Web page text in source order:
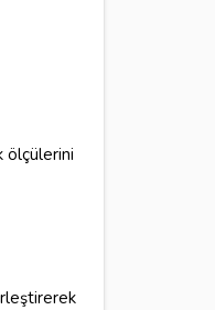
ölçülerini